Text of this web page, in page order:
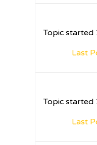
Topic started
Last
Topic started
Last